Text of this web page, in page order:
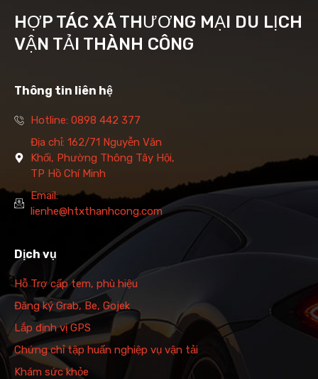
HỢP TÁC XÃ THƯƠNG MẠI DU LỊCH
VẬN TẢI THÀNH CÔNG
Thông tin liên hệ
Hotline: 0898 442 377
Địa chỉ: 162/71 Nguyễn Văn
Khối, Phường Thông Tây Hội,
TP Hồ Chí Minh
Email:
lienhe@htxthanhcong.com
Dịch vụ
Hỗ Trợ cấp tem, phù hiệu
Đăng ký Grab, Be, Gojek
Lắp định vị GPS
Chứng chỉ tập huấn nghiệp vụ vận tải
Khám sức khỏe